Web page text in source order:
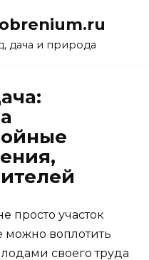
дача и природа
просто участок
можно воплотить
своего труда